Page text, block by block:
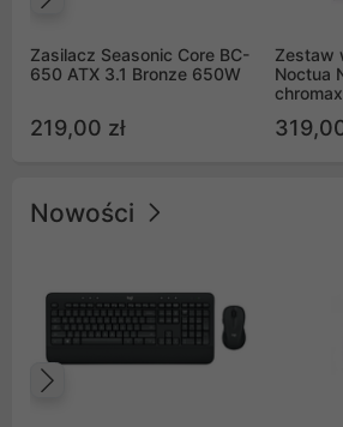
Zasilacz Seasonic Core BC-
650 ATX 3.1 Bronze 650W
219,00 zł
Zestaw
Noctua
(2szt)
Nowości